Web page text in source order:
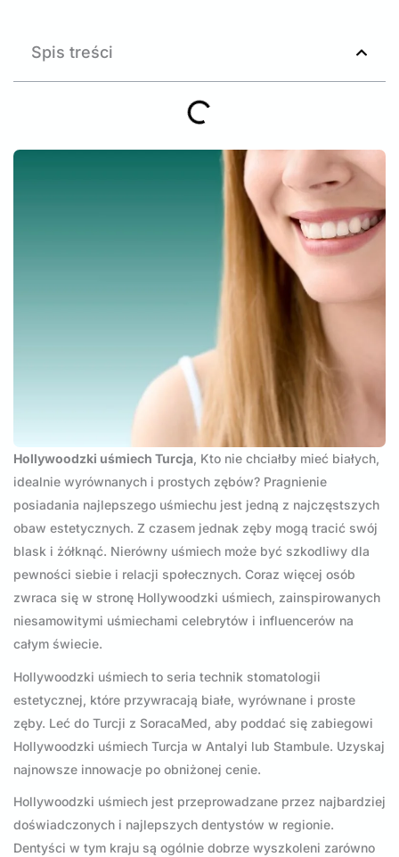
Spis treści
Hollywoodzki uśmiech Turcja, Kto nie chciałby mieć białych,
idealnie wyrównanych i prostych zębów? Pragnienie
posiadania najlepszego uśmiechu jest jedną z najczęstszych
obaw estetycznych. Z czasem jednak zęby mogą tracić swój
blask i żółknąć. Nierówny uśmiech może być szkodliwy dla
pewności siebie i relacji społecznych. Coraz więcej osób
zwraca się w stronę Hollywoodzki uśmiech, zainspirowanych
niesamowitymi uśmiechami celebrytów i influencerów na
całym świecie.
Hollywoodzki uśmiech to seria technik stomatologii
estetycznej, które przywracają białe, wyrównane i proste
zęby. Leć do Turcji z SoracaMed, aby poddać się zabiegowi
Hollywoodzki uśmiech Turcja w Antalyi lub Stambule. Uzyskaj
najnowsze innowacje po obniżonej cenie.
Hollywoodzki uśmiech jest przeprowadzane przez najbardziej
doświadczonych i najlepszych dentystów w regionie.
Dentyści w tym kraju są ogólnie dobrze wyszkoleni zarówno